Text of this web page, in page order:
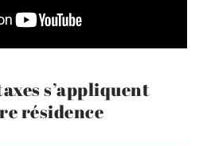
s’appliquent
résidence